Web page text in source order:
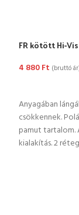
FR kötött Hi-
4 880Ft (bruttó
Anyagában
csökkennek.
pamut tartalom.
kialakítás. 2